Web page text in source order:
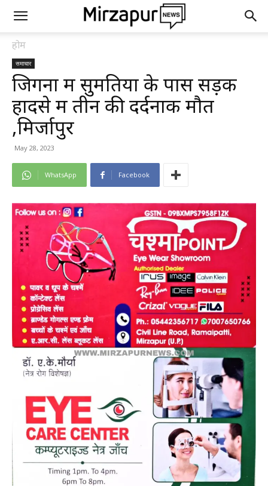
होम
समाचार
जिगना में सुमतिया के पास सड़क
हादसे में तीन की दर्दनाक मौत
,मिर्जापुर
May 28, 2023
WhatsApp Facebook